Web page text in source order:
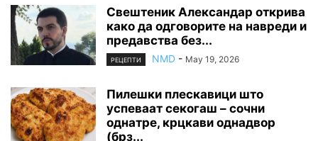
Свештеник Александар открива
како да одговорите на навреди и
предавства без...
РЕЦЕПТИ NMD - May 19, 2026
Пилешки плескавици што
успеваат секогаш – сочни
однатре, крцкави однадвор
(брз...